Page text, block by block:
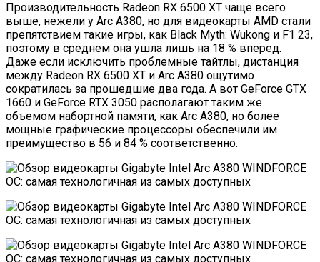
Производительность Radeon RX 6500 XT чаще всего
выше, нежели у Arc A380, но для видеокарты AMD стали
препятствием такие игры, как Black Myth: Wukong и F1 23,
поэтому в среднем она ушла лишь на 18 % вперед.
Даже если исключить проблемные тайтлы, дистанция
между Radeon RX 6500 XT и Arc A380 ощутимо
сократилась за прошедшие два года. А вот GeForce GTX
1660 и GeForce RTX 3050 располагают таким же
объемом набортной памяти, как Arc A380, но более
мощные графические процессоры обеспечили им
преимущество в 56 и 84 % соответственно.